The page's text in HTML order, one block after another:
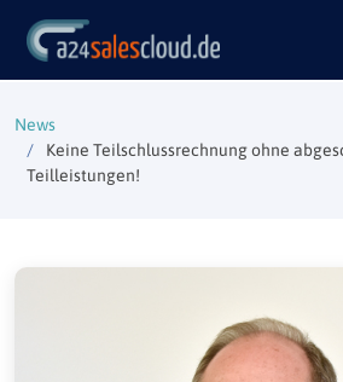
News
Keine Teilschlussrechnung ohne
Teilleistungen!